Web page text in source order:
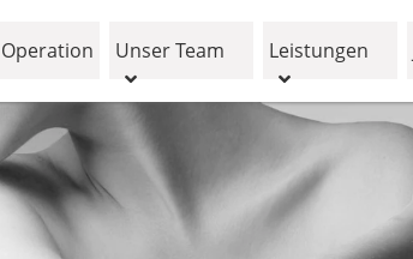
Operation Unser Team Leistungen